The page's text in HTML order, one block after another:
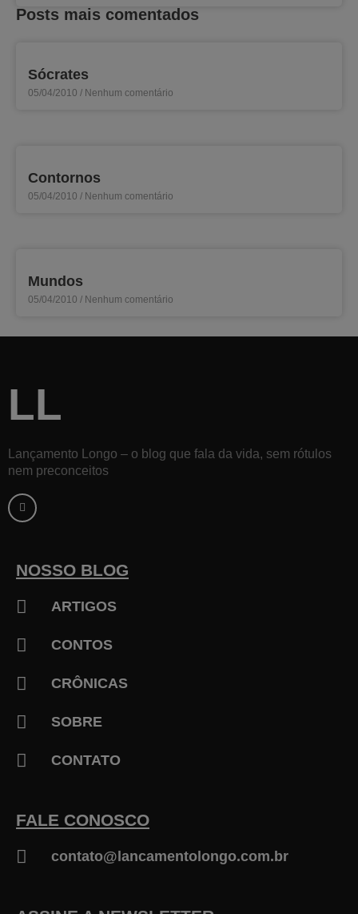
Posts mais comentados
Sócrates
05/04/2010 Nenhum comentário
Contornos
05/04/2010 Nenhum comentário
Mundos
05/04/2010 Nenhum comentário
LL
Lançamento Longo – o blog que fala da vida, sem rótulos
nem preconceitos
a
c
e
k
-
NOSSO BLOG
ARTIGOS
CONTOS
CRÔNICAS
SOBRE
CONTATO
FALE CONOSCO
contato@lancamentolongo.com.br